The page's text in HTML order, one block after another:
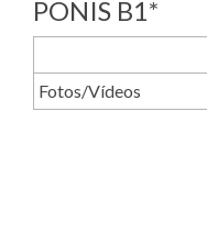
PONIS B1*